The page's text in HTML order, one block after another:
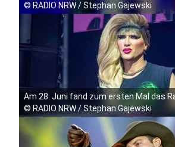
© RADIO NRW / Stephan Gajewski
Am 28. Juni fand zum ersten Mal das
© RADIO NRW / Stephan Gajewski